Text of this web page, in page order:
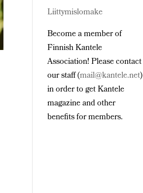
Liittymislomake
Become a member of
Finnish Kantele
Association! Please contact
our staff (mail@kantele.net)
in order to get Kantele
magazine and other
benefits for members.